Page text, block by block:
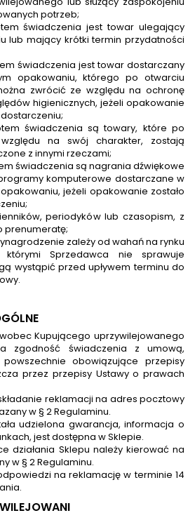
potrzeb;
świadczenia jest towar ulegający
lub mający krótki termin przydatności
świadczenia jest towar dostarczany
opakowaniu, którego po otwarciu
zwrócić ze względu na ochronę
higienicznych, jeżeli opakowanie
świadczenia są towary, które po
na swój charakter, zostają
z innymi rzeczami;
świadczenia są nagrania dźwiękowe
komputerowe dostarczane w
jeżeli opakowanie zostało
periodyków lub czasopism, z
prenumeratę;
zależy od wahań na rynku
którymi Sprzedawca nie sprawuje
wystąpić przed upływem terminu do
Kupującego uprzywilejowanego
zgodność świadczenia z umową,
obowiązujące przepisy
przez przepisy Ustawy o prawach
reklamacji na adres pocztowy
w § 2 Regulaminu.
udzielona gwarancja, informacja o
jest dostępna w Sklepie.
działania Sklepu należy kierować na
w § 2 Regulaminu.
na reklamację w terminie 14